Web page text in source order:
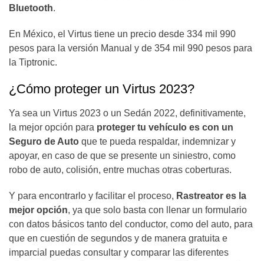
Bluetooth.
En México, el Virtus tiene un precio desde 334 mil 990
pesos para la versión Manual y de 354 mil 990 pesos para
la Tiptronic.
¿Cómo proteger un Virtus 2023?
Ya sea un Virtus 2023 o un Sedán 2022, definitivamente,
la mejor opción para proteger tu vehículo es con un
Seguro de Auto que te pueda respaldar, indemnizar y
apoyar, en caso de que se presente un siniestro, como
robo de auto, colisión, entre muchas otras coberturas.
Y para encontrarlo y facilitar el proceso, Rastreator es la
mejor opción, ya que solo basta con llenar un formulario
con datos básicos tanto del conductor, como del auto, para
que en cuestión de segundos y de manera gratuita e
imparcial puedas consultar y comparar las diferentes